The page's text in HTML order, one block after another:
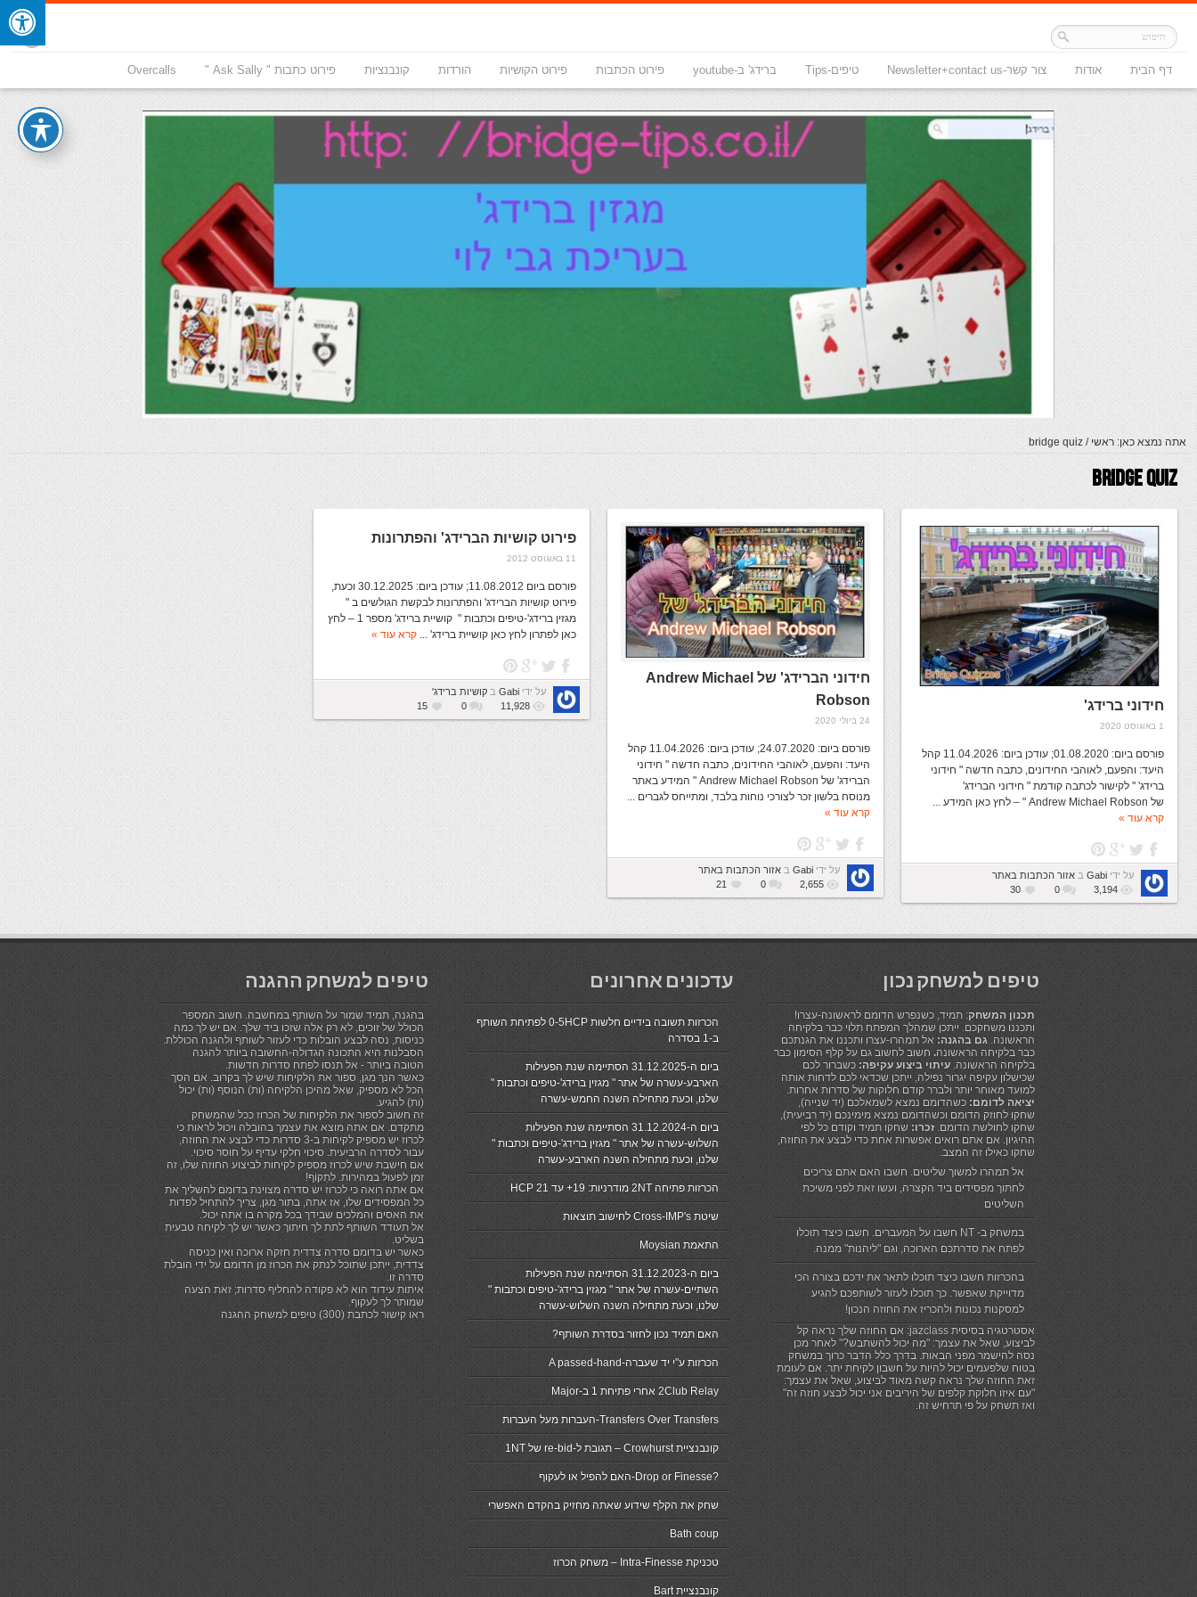
דף הבית אודות צור קשר-Newsletter+contact us טיפים-Tips ברידג' ב-youtube פירוט הכתבות פירוט הקושיות הורדות קונבנציות פירוט כתבות " Ask Sally " Overcalls
אתה נמצא כאן: ראשי/
bridge quiz
Bridge Quiz
חידוני ברידג'
1 באוגוסט 2020
פורסם ביום: 01.08.2020; עודכן ביום: 11.04.2026 קהל
היעד: והפעם, לאוהבי החידונים, כתבה חדשה " חידוני
ברידג' " לקישור לכתבה קודמת " חידוני הברידג'
של Andrew Michael Robson " – לחץ כאן המידע ...
קרא עוד »
על ידי Gabi ב אזור הכתבות באתר
3,194
0
30
חידוני הברידג' של Andrew Michael
Robson
24 ביולי 2020
פורסם ביום: 24.07.2020; עודכן ביום: 11.04.2026 קהל
היעד: והפעם, לאוהבי החידונים, כתבה חדשה " חידוני
הברידג' של Andrew Michael Robson " המידע באתר
מנוסח בלשון זכר לצורכי נוחות בלבד, ומתייחס לגברים ...
קרא עוד »
על ידי Gabi ב אזור הכתבות באתר
2,655
0
21
פירוט קושיות הברידג' והפתרונות
11 באוגוסט 2012
פורסם ביום 11.08.2012; עודכן ביום: 30.12.2025 וכעת,
פירוט קושיות הברידג' והפתרונות לבקשת הגולשים ב "
מגזין ברידג'-טיפים וכתבות " קושיית ברידג' מספר 1 – לחץ
כאן לפתרון לחץ כאן קושיית ברידג' ... קרא עוד »
על ידי Gabi ב קושיות ברידג'
11,928
0
15
טיפים למשחק נכון
תכנון המשחק: תמיד, כשנפרש הדומם לראשונה-עצרו!
ותכננו משחקכם. ייתכן שמהלך המפתח תלוי כבר בלקיחה
הראשונה. גם בהגנה: אל תמהרו-עצרו ותכננו את הגנתכם
כבר בלקיחה הראשונה. חשוב לחשוב גם על קלף הסימון כבר
בלקיחה הראשונה. עיתוי ביצוע עקיפה: כשברור לכם
שכישלון עקיפה יגרור נפילה, ייתכן שכדאי לכם לדחות אותה
למועד מאוחר יותר ולברר קודם חלוקות של סדרות אחרות.
יציאה לדומם: כשהדומם נמצא לשמאלכם (יד שנייה),
שחקו לחוזק הדומם וכשהדומם נמצא מימינכם (יד רביעית),
שחקו לחולשת הדומם.זכרו:שחקו תמיד וקודם כל לפי
ההיגיון. אם אתם רואים אפשרות אחת כדי לבצע את החוזה,
שחקו כאילו זה המצב.
אל תמהרו למשוך שליטים. חשבו האם אתם צריכים
לחתוך מפסידים ביד הקצרה, ועשו זאת לפני משיכת
השליטים
במשחק ב- NT חשבו על המעברים. חשבו כיצד תוכלו
לפתח את סדרתכם הארוכה, וגם "ליהנות" ממנה.
בהכרזות חשבו כיצד תוכלו לתאר את ידכם בצורה הכי
מדוייקת שאפשר. כך תוכלו לעזור לשותפכם להגיע
למסקנות נכונות ולהכריז את החוזה הנכון!
אסטרטגיה בסיסית jazclass: אם החוזה שלך נראה קל
לביצוע, שאל את עצמך: "מה יכול להשתבש?" לאחר מכן
נסה להישמר מפני הבאות. בדרך כלל הדבר כרוך במשחק
בטוח שלפעמים יכול להיות על חשבון לקיחת יתר. אם לעומת
זאת החוזה שלך נראה קשה מאוד לביצוע, שאל את עצמך:
"עם איזו חלוקת קלפים של היריבים אני יכול לבצע חוזה זה"
ואז תשחק על פי תרחיש זה.
עדכונים אחרונים
הכרזות תשובה בידיים חלשות 0-5HCP לפתיחת השותף
ב-1 בסדרה
ביום ה-31.12.2025 הסתיימה שנת הפעילות
הארבע-עשרה של אתר " מגזין ברידג'-טיפים וכתבות "
שלנו, וכעת מתחילה השנה החמש-עשרה
ביום ה-31.12.2024 הסתיימה שנת הפעילות
השלוש-עשרה של אתר " מגזין ברידג'-טיפים וכתבות "
שלנו, וכעת מתחילה השנה הארבע-עשרה
הכרזות פתיחה 2NT מודרניות: 19+ עד 21 HCP
שיטת Cross-IMP's לחישוב תוצאות
התאמת Moysian
ביום ה-31.12.2023 הסתיימה שנת הפעילות
השתיים-עשרה של אתר " מגזין ברידג'-טיפים וכתבות "
שלנו, וכעת מתחילה השנה השלוש-עשרה
האם תמיד נכון לחזור בסדרת השותף?
הכרזות ע"י יד שעברה-A passed-hand
2Club Relay אחרי פתיחת 1 ב-Major
Transfers Over Transfers-העברות מעל העברות
קונבנציית Crowhurst – תגובת ל-re-bid של 1NT
?Drop or Finesse-האם להפיל או לעקוף
שחק את הקלף שידוע שאתה מחזיק בהקדם האפשרי
Bath coup
טכניקת Intra-Finesse – משחק הכרוז
קונבנציית Bart
טיפים למשחק ההגנה
בהגנה, תמיד שמור על השותף במחשבה. חשוב המספר
הכולל של זוכים, לא רק אלה שזכו ביד שלך. אם יש לך כמה
כניסות, נסה לבצע הובלות כדי לעזור לשותף ולהגנה הכוללת.
הסבלנות היא התכונה הגדולה-החשובה ביותר להגנה
הטובה ביותר - אל תנסו לפתח סדרות חדשות.
כאשר הנך מגן, ספור את הלקיחות שיש לך בקרוב. אם הסך
הכל לא מספיק, שאל מהיכן הלקיחה (ות) הנוסף (ות) יכול
(ות) להגיע.
זה חשוב לספור את הלקיחות של הכרוז ככל שהמשחק
מתקדם. אם אתה מוצא את עצמך בהובלה ויכול לראות כי
לכרוז יש מספיק לקיחות ב-3 סדרות כדי לבצע את החוזה,
עבור לסדרה הרביעית. סיכוי חלקי עדיף על חוסר סיכוי.
אם חישבת שיש לכרוז מספיק לקיחות לביצוע החוזה שלו, זה
זמן לפעול במהירות. לִתְקוֹף!
אם אתה רואה כי לכרוז יש סדרה מצוינת בדומם להשליך את
כל המפסידים שלו, אז אתה, בתור מגן, צריך להתחיל לפדות
את האסים והמלכים שבידך בכל מקרה בו אתה יכול.
אל תעודד השותף לתת לך חיתוך כאשר יש לך לקיחה טבעית
בשליט.
כאשר יש בדומם סדרה צדדית חזקה ארוכה ואין כניסה
צדדית, ייתכן שתוכל לנתק את הכרוז מן הדומם על ידי הובלת
סדרה זו.
איתות עידוד הוא לא פקודה להחליף סדרות; זאת הצעה
שמותר לך לעקוף.
ראו קישור לכתבת (300) טיפים למשחק ההגנה